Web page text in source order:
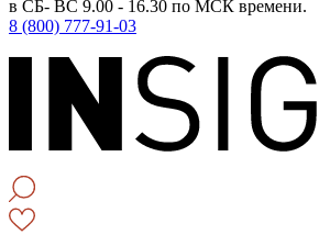
в СБ- ВС 9.00 - 16.30 по МСК времени.
8 (800) 777-91-03